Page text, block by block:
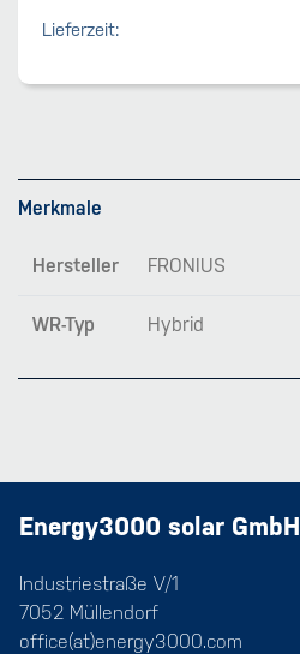
Lieferzeit:
Merkmale
Hersteller FRONIUS
WR-Typ Hybrid
Energy3000 solar GmbH
Industriestraße V/1
7052 Müllendorf
office(at)energy3000.com